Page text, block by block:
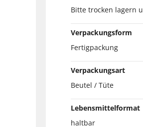
Bitte trocken lagern
Verpackungsform
Fertigpackung
Verpackungsart
Beutel / Tüte
Lebensmittelformat
haltbar